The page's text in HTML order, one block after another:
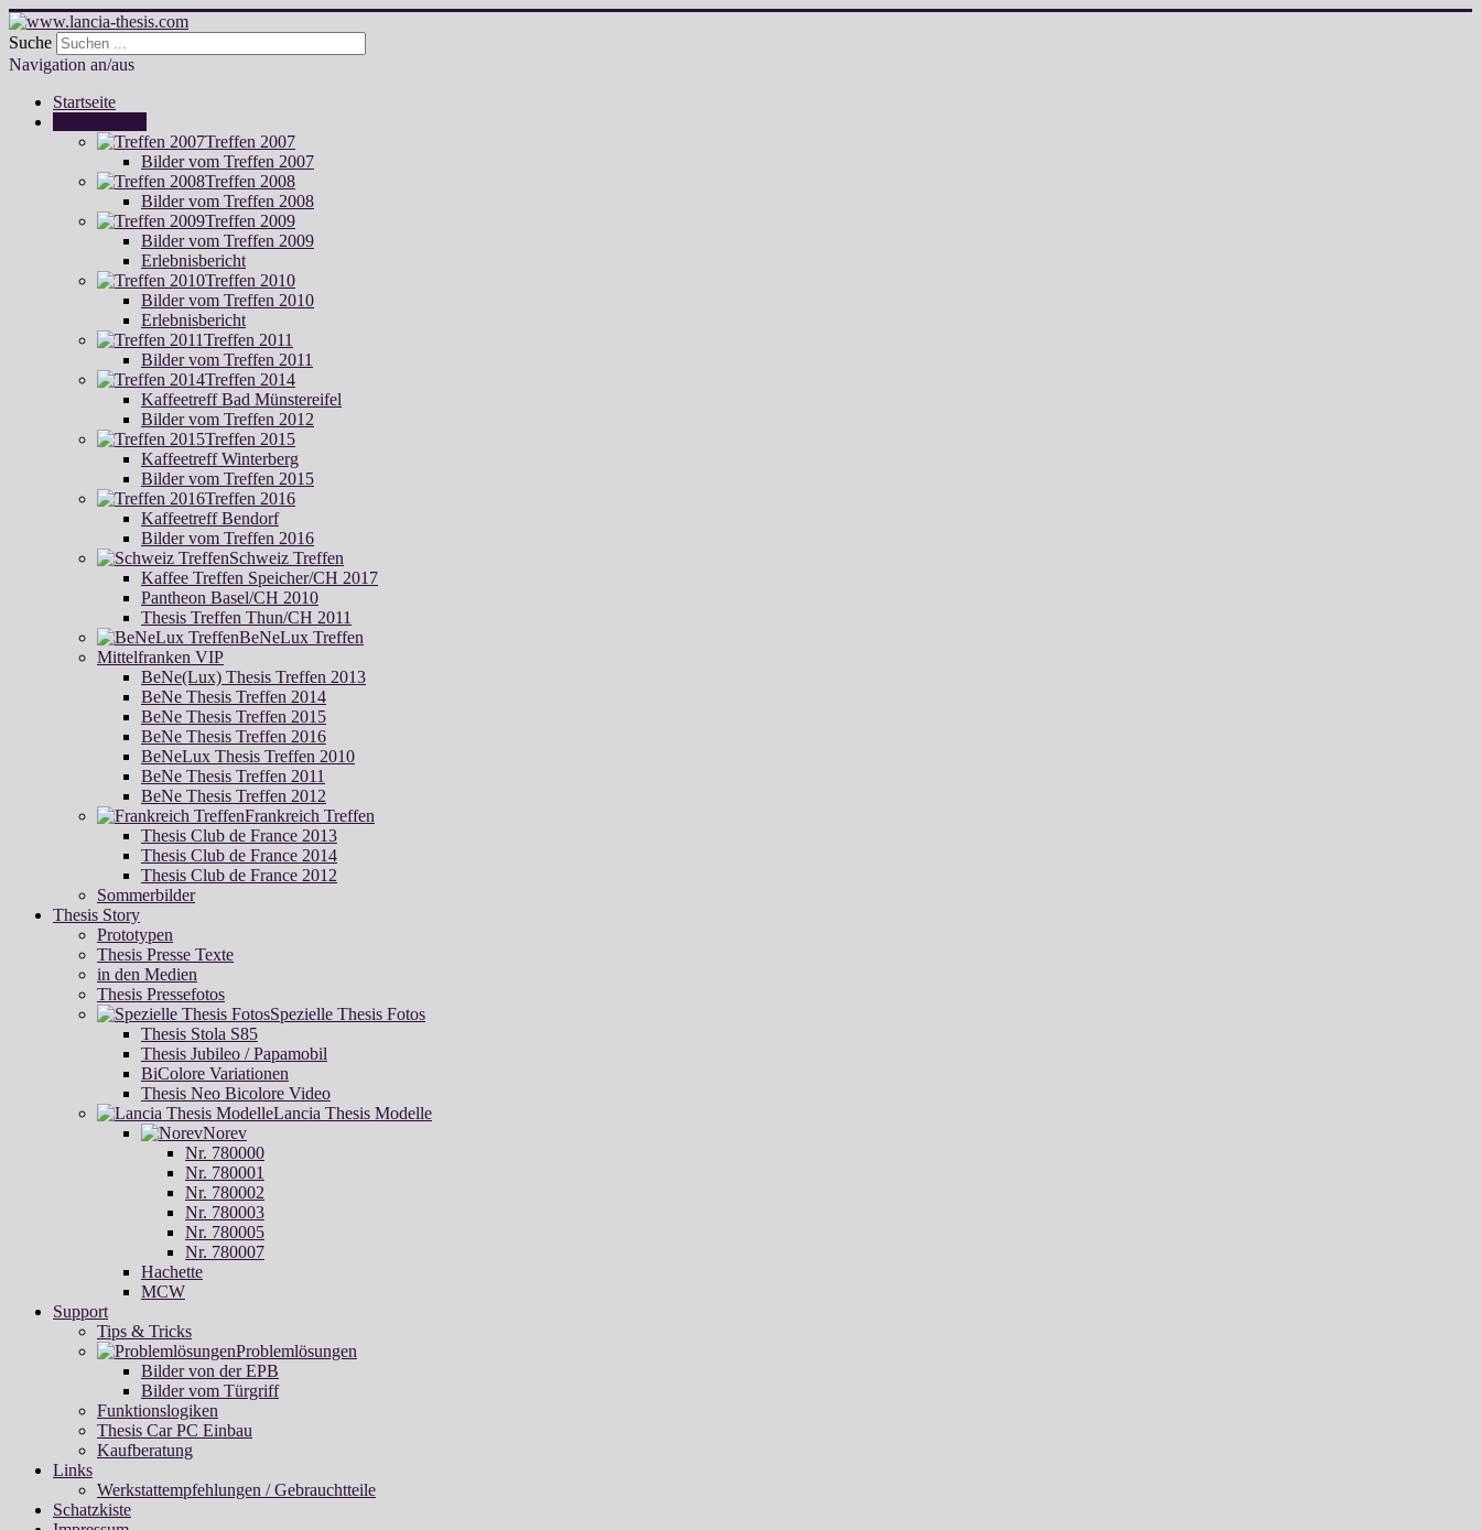
Suche
Navigation an/aus
Startseite
Treffen 2007
Bilder vom Treffen 2007
Treffen 2008
Bilder vom Treffen 2008
Treffen 2009
Bilder vom Treffen 2009
Erlebnisbericht
Treffen 2010
Bilder vom Treffen 2010
Erlebnisbericht
Treffen 2011
Bilder vom Treffen 2011
Treffen 2014
Kaffeetreff Bad Münstereifel
Bilder vom Treffen 2012
Treffen 2015
Kaffeetreff Winterberg
Bilder vom Treffen 2015
Treffen 2016
Kaffeetreff Bendorf
Bilder vom Treffen 2016
Schweiz Treffen
Kaffee Treffen Speicher/CH 2017
Pantheon Basel/CH 2010
Thesis Treffen Thun/CH 2011
BeNeLux Treffen
Mittelfranken VIP
BeNe(Lux) Thesis Treffen 2013
BeNe Thesis Treffen 2014
BeNe Thesis Treffen 2015
BeNe Thesis Treffen 2016
BeNeLux Thesis Treffen 2010
BeNe Thesis Treffen 2011
BeNe Thesis Treffen 2012
Frankreich Treffen
Thesis Club de France 2013
Thesis Club de France 2014
Thesis Club de France 2012
Sommerbilder
Thesis Story
Prototypen
Thesis Presse Texte
in den Medien
Thesis Pressefotos
Spezielle Thesis Fotos
Thesis Stola S85
Thesis Jubileo / Papamobil
BiColore Variationen
Thesis Neo Bicolore Video
Lancia Thesis Modelle
Norev
Nr. 780000
Nr. 780001
Nr. 780002
Nr. 780003
Nr. 780005
Nr. 780007
Hachette
MCW
Support
Tips & Tricks
Problemlösungen
Bilder von der EPB
Bilder vom Türgriff
Funktionslogiken
Thesis Car PC Einbau
Kaufberatung
Links
Werkstattempfehlungen / Gebrauchtteile
Schatzkiste